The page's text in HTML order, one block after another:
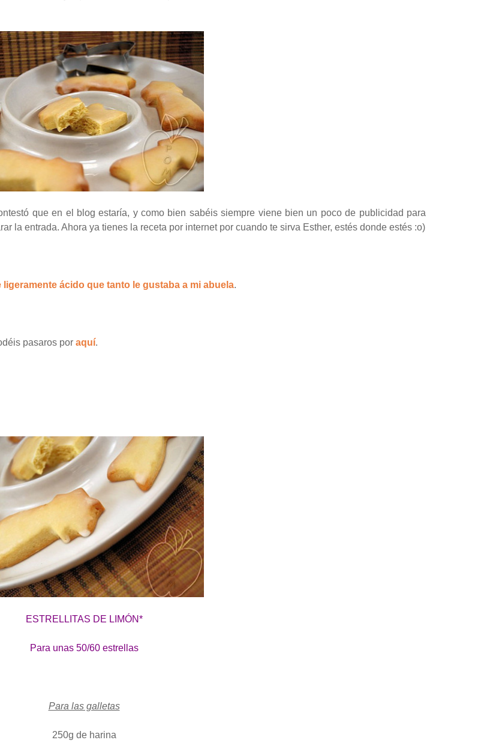
que en el blog estaría, y como bien sabéis siempre viene bien un poco de publicidad para
la entrada. Ahora ya tienes la receta por internet por cuando te sirva Esther, estés donde estés :o)
ligeramente ácido que tanto le gustaba a mi abuela.
pasaros por aquí.
ESTRELLITAS DE LIMÓN*
Para unas 50/60 estrellas
Para las galletas
250g de harina